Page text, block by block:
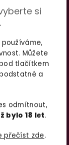
si
Můžete
tlačítkem
a
odmítnout,
bylo 18 let.
přečíst zde.